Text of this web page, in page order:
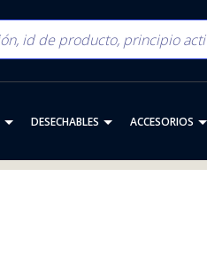
DESECHABLES ACCESORIOS